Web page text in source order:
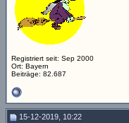
Registriert seit: Sep 2000
Ort: Bayern
Beiträge: 82.687
15-12-2019, 10:22